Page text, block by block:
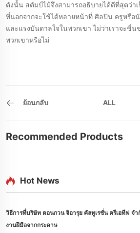
ดังนั้น สตัมป์ไม้จึงสามารถอธิบายได้ดีที่สุดว่า
ที่นอกจากจะใช้ได้หลายหน้าที่ ศิลปิน ครูหรือ
และแรงบันดาลใจในพวกเขา ไม่ว่าเราจะชื่
พวกเขาหรือไม่
ย้อนกลับ ALL
Recommended Products
Hot News
วิธีการที่บริษัท ดอนกวน จิอารุย คัลทูเรชั่น ครีเอทีฟ จํา
งานฝีมือจากกระดาษ